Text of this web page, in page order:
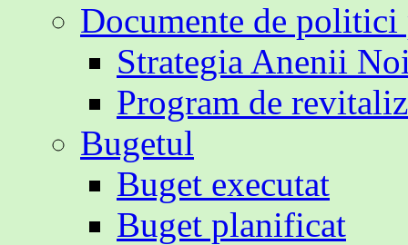
Documente de
Strategia Anenii
Program de
Bugetul
Buget executat
Buget planificat